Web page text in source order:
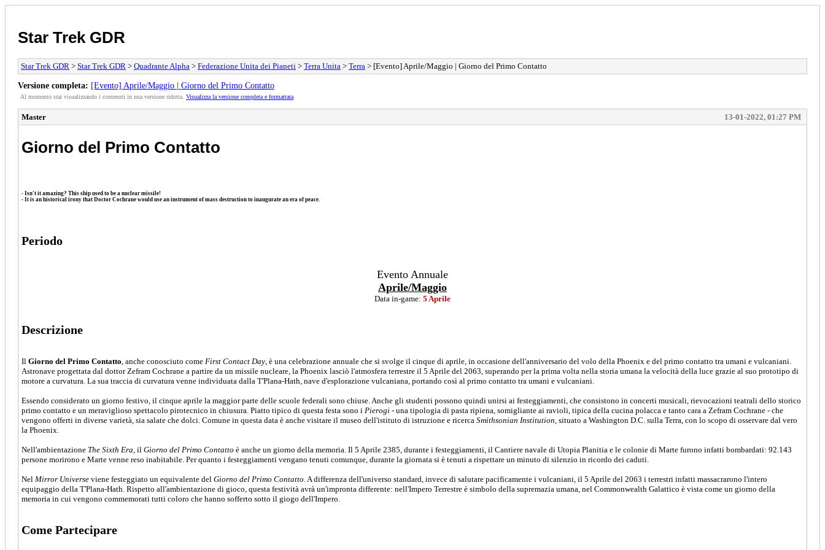
Star Trek GDR
Star Trek GDR > Star Trek GDR > Quadrante Alpha > Federazione Unita dei Pianeti > Terra Unita > Terra > [Evento] Aprile/Maggio | Giorno del Primo Contatto
Versione completa: [Evento] Aprile/Maggio | Giorno del Primo Contatto
Al momento stai visualizzando i contenuti in una versione ridotta. Visualizza la versione completa e formattata
Master 13-01-2022, 01:27 PM
Giorno del Primo Contatto
- Isn't it amazing? This ship used to be a nuclear missile!
- It is an historical irony that Doctor Cochrane would use an instrument of mass destruction to inaugurate an era of peace.
Periodo
Evento Annuale
Aprile/Maggio
Data in-game: 5 Aprile
Descrizione
Il Giorno del Primo Contatto , anche conosciuto come First Contact Day , è una celebrazione annuale che si svolge il cinque di aprile, in occasione dell'anniversario del volo della Phoenix e del primo contatto tra umani e vulcaniani.
Astronave progettata dal dottor Zefram Cochrane a partire da un missile nucleare, la Phoenix lasciò l'atmosfera terrestre il 5 Aprile del 2063, superando per la prima volta nella storia umana la velocità della luce grazie al suo prototipo di
motore a curvatura. La sua traccia di curvatura venne individuata dalla T'Plana-Hath, nave d'esplorazione vulcaniana, portando così al primo contatto tra umani e vulcaniani.
Essendo considerato un giorno festivo, il cinque aprile la maggior parte delle scuole federali sono chiuse. Anche gli studenti possono quindi unirsi ai festeggiamenti, che consistono in concerti musicali, rievocazioni teatrali dello storico
primo contatto e un meraviglioso spettacolo pirotecnico in chiusura. Piatto tipico di questa festa sono i Pierogi - una tipologia di pasta ripiena, somigliante ai ravioli, tipica della cucina polacca e tanto cara a Zefram Cochrane - che
vengono offerti in diverse varietà, sia salate che dolci. Comune in questa data è anche visitare il museo dell'istituto di istruzione e ricerca Smithsonian Institution , situato a Washington D.C. sulla Terra, con lo scopo di osservare dal vero
la Phoenix.
Nell'ambientazione The Sixth Era , il Giorno del Primo Contatto è anche un giorno della memoria. Il 5 Aprile 2385, durante i festeggiamenti, il Cantiere navale di Utopia Planitia e le colonie di Marte furono infatti bombardati: 92.143
persone morirono e Marte venne reso inabitabile. Per quanto i festeggiamenti vengano tenuti comunque, durante la giornata si è tenuti a rispettare un minuto di silenzio in ricordo dei caduti.
Nel Mirror Universe viene festeggiato un equivalente del Giorno del Primo Contatto . A differenza dell'universo standard, invece di salutare pacificamente i vulcaniani, il 5 Aprile del 2063 i terrestri infatti massacrarono l'intero
equipaggio della T'Plana-Hath. Rispetto all'ambientazione di gioco, questa festività avrà un'impronta differente: nell'Impero Terrestre è simbolo della supremazia umana, nel Commonwealth Galattico è vista come un giorno della
memoria in cui vengono commemorati tutti coloro che hanno sofferto sotto il giogo dell'Impero.
Come Partecipare